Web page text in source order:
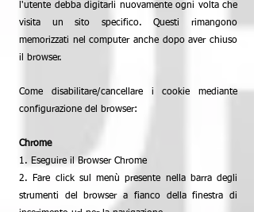
l'utente debba digitarli nuovamente ogni volta che
visita un sito specifico. Questi rimangono
memorizzati nel computer anche dopo aver chiuso
il browser.
Come disabilitare/cancellare i cookie mediante
configurazione del browser:
Chrome
1. Eseguire il Browser Chrome
2. Fare click sul menù presente nella barra degli
strumenti del browser a fianco della finestra di